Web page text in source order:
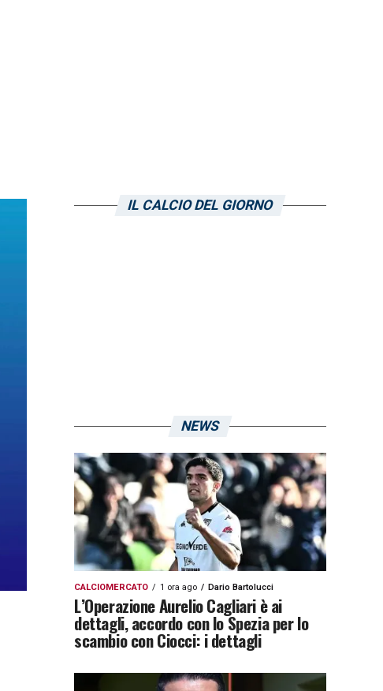
IL CALCIO DEL GIORNO
NEWS
CALCIOMERCATO 1 ora ago Dario Bartolucci
L’Operazione Aurelio Cagliari è ai
dettagli, accordo con lo Spezia per lo
scambio con Ciocci: i dettagli